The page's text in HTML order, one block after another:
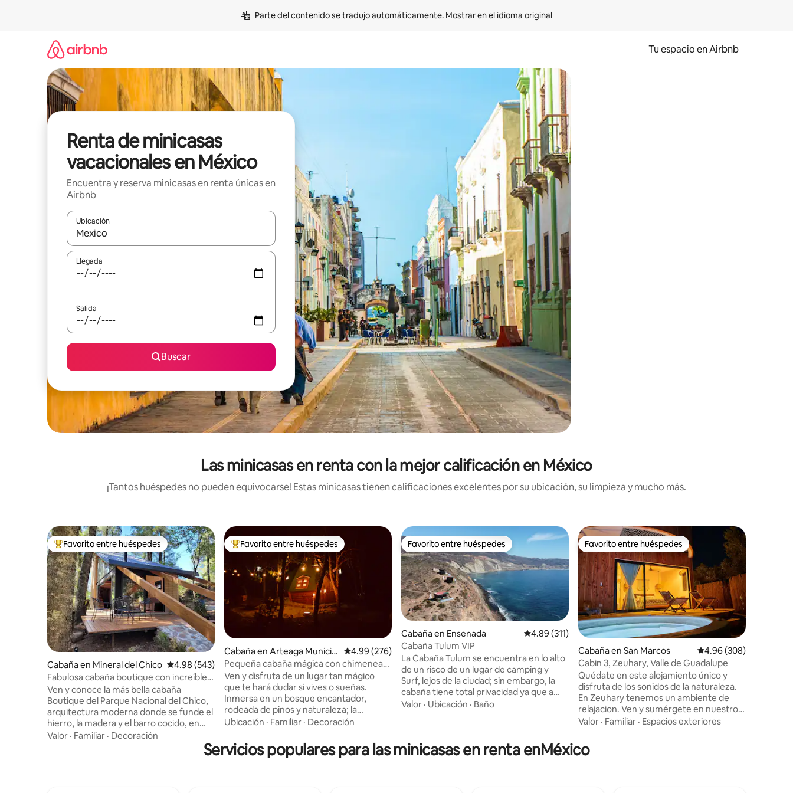
Parte del contenido se tradujo automáticamente. Mostrar en el idioma original
Tu espacio en Airbnb
Renta de minicasas
vacacionales en México
Encuentra y reserva minicasas en renta únicas en
Airbnb
Ubicación
Cuando los resultados estén disponibles, podrás navegar usando las teclas de las flechas hacia arriba y hacia abajo, o bien tocando y deslizando la pantalla.
Llegada
Salida
Buscar
Las minicasas en renta con la mejor calificación en México
¡Tantos huéspedes no pueden equivocarse! Estas minicasas tienen calificaciones excelentes por su ubicación, su limpieza y mucho más.
De los mejores en Favorito entre huéspedes
Favorito entre huéspedes
Cabaña en Mineral del Chico Calificación promedio: 4.98 de 5; 543 evaluaciones
4.98 (543)
Fabulosa cabaña boutique con increíble
mirador.
Ven y conoce la más bella cabaña
Boutique del Parque Nacional del Chico,
arquitectura moderna donde se funde el
hierro, la madera y el barro cocido, en
medio de un bosque rico en oyameles ,
Valor · Familiar · Decoración
De los mejores en Favorito entre huéspedes
Favorito entre huéspedes
Cabaña en Arteaga Municip
ality
Calificación promedio: 4.99 de 5; 276 evaluaciones
4.99 (276)
Pequeña cabaña mágica con chimenea
interior
Ven y disfruta de un lugar tan mágico
que te hará dudar si vives o sueñas.
Inmersa en un bosque encantador,
rodeada de pinos y naturaleza; la
pequeña cabañita ofrece un ambiente
asombrosas al cielo nocturno y a las
estrellas. Podrás disfrutar como nunca
Ubicación · Familiar · Decoración
Favorito entre huéspedes
Favorito entre huéspedes
Cabaña en Ensenada Calificación promedio: 4.89 de 5; 311 evaluaciones
4.89 (311)
Cabaña Tulum VIP
La Cabaña Tulum se encuentra en lo alto
de un risco de un lugar de camping y
Surf, lejos de la ciudad; sin embargo, la
cabaña tiene total privacidad ya que a
esta zona del risco solo tendrás acceso
cuenta con un área de jardín con mesa y
asador (pero no tiene cocina), conoce y
Valor · Ubicación · Baño
Favorito entre huéspedes
Favorito entre huéspedes
Cabaña en San Marcos Calificación promedio:
4.96 (308)
Cabin 3, Zeuhary, Valle de Guadalupe
Quédate en este alojamiento único y
disfruta de los sonidos de la naturaleza.
En Zeuhary tenemos un ambiente de
relajacion. Ven y sumérgete en nuestro
jacuzzi al aire libre con vista al viñedo,
cine al aire libre o simplemente disfrutar
Valor · Familiar · Espacios exteriores
Servicios populares para las minicasas en renta enMéxico